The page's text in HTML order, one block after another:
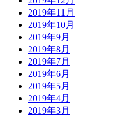
2019年11月
2019年10月
2019年9月
2019年8月
2019年7月
2019年6月
2019年5月
2019年4月
2019年3月